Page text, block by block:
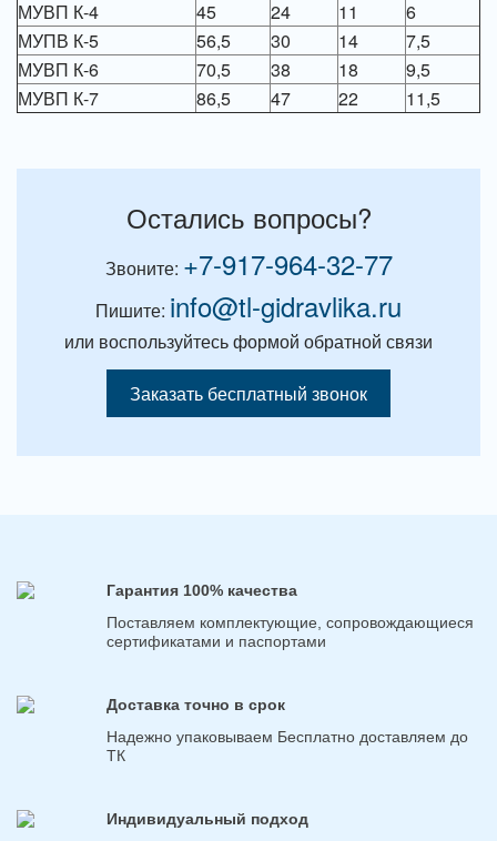
МУВП К-4 45 24 11
6
МУПВ К-5
56,5 30 14
7,5
МУВП К-6
70,5 38 18
9,5
МУВП К-7
86,5 47 22 11,5
Остались вопросы?
Звоните: +7-917-964-32-77
Пишите: info@tl-gidravlika.ru
или воспользуйтесь формой обратной связи
Заказать бесплатный звонок
Гарантия 100% качества
Поставляем комплектующие, сопровождающиеся
сертификатами и паспортами
Доставка точно в срок
Надежно упаковываем Бесплатно доставляем до
ТК
Индивидуальный подход